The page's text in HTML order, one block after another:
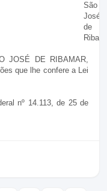
São
José
de
JOSÉ DE RIBAMAR,
que lhe confere a Lei
nº 14.113, de 25 de